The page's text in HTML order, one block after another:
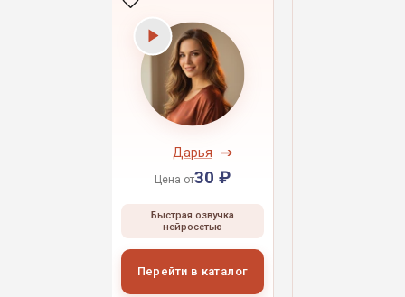
Дарья
Цена от30 ₽
Быстрая озвучка
нейросетью
Перейти в каталог